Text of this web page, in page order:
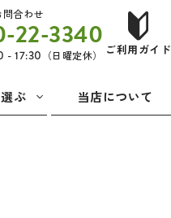
問合わせ
22-3340
- 17:30 （日曜定休） ご利用ガイド
ぶ 当店について